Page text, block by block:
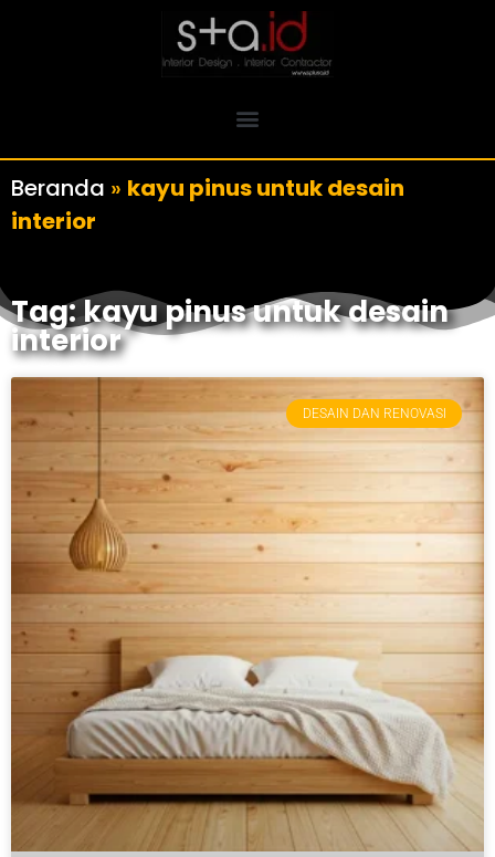
Beranda » kayu pinus untuk desain
interior
Tag: kayu pinus untuk desain
interior
DESAIN DAN RENOVASI